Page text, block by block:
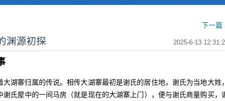
下一篇
2025-6-13
渊源初探
寨归属的传说。相传大湖寨最初是谢氏的居住地，谢氏为当地大姓，
氏屋中的一间马房（就是现在的大湖寨上门），便与谢氏商量购买，